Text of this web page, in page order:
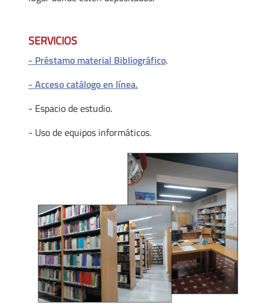
SERVICIOS
- Préstamo material Bibliográfico.
- Acceso catálogo en línea.
- Espacio de estudio.
- Uso de equipos informáticos.